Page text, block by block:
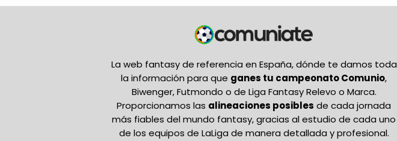
La web fantasy de referencia en España, dónde te damos toda
la información para que ganes tu campeonato Comunio,
Biwenger, Futmondo o de Liga Fantasy Relevo o Marca.
Proporcionamos las alineaciones posibles de cada jornada
más fiables del mundo fantasy, gracias al estudio de cada uno
de los equipos de LaLiga de manera detallada y profesional.